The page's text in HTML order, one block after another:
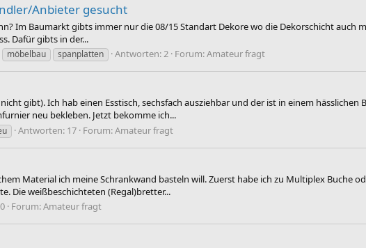
Anbieter gesucht
Im Baumarkt gibts immer nur die 08/15 Standart Dekore wo die Dekorschicht auch
Dafür gibts in der...
möbelbau spanplatten Antworten: 2 Forum:Amateur fragt
gibt). Ich hab einen Esstisch, sechsfach ausziehbar und der ist in einem
neu bekleben. Jetzt bekomme ich...
Antworten: 17 Forum:Amateur fragt
Material ich meine Schrankwand basteln will. Zuerst habe ich zu Multiplex Buche
Die weißbeschichteten (Regal)bretter...
Forum:Amateur fragt